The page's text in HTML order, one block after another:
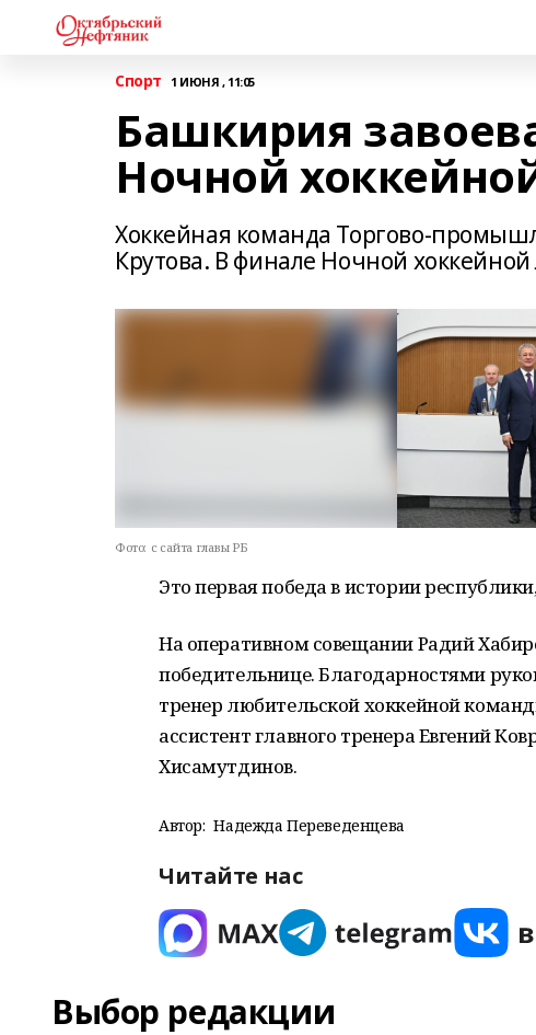
Спорт 1 ИЮНЯ , 11:05
Башкирия
Ночной
Хоккейная команда Торгово-
Крутова. В финале Ночной
Фото: с сайта главы РБ
Это первая победа в истории
На оперативном совещании Радий
победительнице. Благодарностями
тренер любительской хоккейной
ассистент главного тренера Евгений
Хисамутдинов.
Автор: Надежда Переведенцева
Читайте нас
Выбор редакции